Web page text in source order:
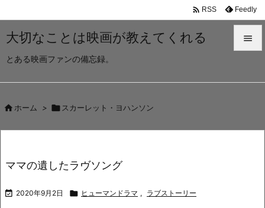
大切なことは映画が教えてくれる
とある映画ファンの備忘録。

 RSS Feedly
 ホーム >  スカーレット・ヨハンソン
ママの遺したラヴソング
 2020年9月2日  ヒューマンドラマ , ラブストーリー